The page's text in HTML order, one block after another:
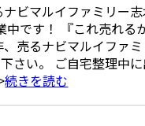
ビマルイファミリー
です！ 『これ売れる
売るナビマルイファ
さい。 ご自宅整理中
続きを読む